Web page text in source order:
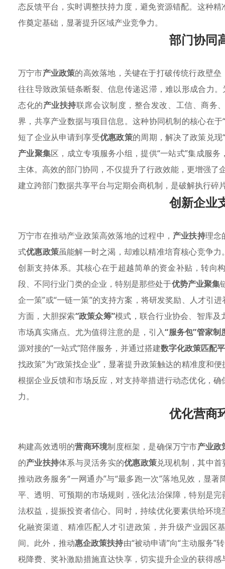
态反馈平台，实时调整扶持力度，避免资源错配。这种
作奠定基础，显著提升区域产业竞争力。
部门协同
万宁市产业政策的高效落地，关键在于打破传统行政壁
往往导致政策链条断裂、信息传递迟滞，难以形成合力
态化的产业扶持联席会议制度，整合发改、工信、商务
界，共享产业数据与项目信息。这种协同机制的核心在
短了企业从申请到享受优惠政策的周期，解决了政策兑
产业聚集区，成立专项服务小组，提供“一站式”集成服务
主体。高效的部门协同，不仅提升了行政效能，更增强了
建立跨部门数据共享平台与定期会商机制，是破解执行碎
创新企业
万宁市在推动产业政策高效落地的过程中， 产业扶持理念
式优惠政策虽能解一时之渴，却难以精准培育核心竞争
创新支持体系。其核心在于超越简单的资金补贴，转向
段、不同行业门类的企业，特别是那些处于优势产业聚集
企一策”或“一链一策”的支持方案，将研发奖励、人才引
方面，大胆探索“政策众筹”模式，联合行业协会、智库
市场真实痛点。尤为值得注意的是，引入“服务包”管家制
源对接的“一站式”陪伴服务，并通过搭建数字化政策匹配
找政策”为“政策找企业”，显著提升政策触达的精准度和
根据企业反馈和市场反应，对支持举措进行动态优化，
力。
优化营商
构建高效透明的营商环境制度框架，是确保万宁市产业政
的产业扶持体系与灵活务实的优惠政策兑现机制，其中
推动政务服务“一网通办”与“最多跑一次”落地见效，显
平、透明、可预期的市场规则，强化法治保障，特别是
法权益，提振投资者信心。同时，持续优化要素供给环
化融资渠道、精准匹配人才引进政策，并升级产业园区
间。此外，推动惠企政策扶持由“被动申请”向“主动服务”
税降费、奖补激励措施直达快享，切实提升企业的获得